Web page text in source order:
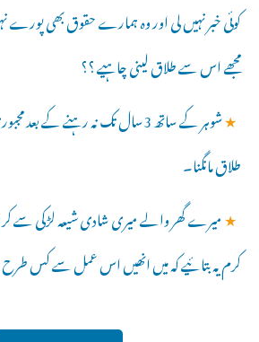
کوئی خبر نہیں لی اور وہ ہمارے حقوق بھی پورے
مجھے اس سے طلاق لینی چاہیے ؟؟
★
شوہر کے ساتھ 3سال تک نہ رہنے کے بعد
طلاق مانگنا۔
★میرے گھر والے میری شادی شیعہ لڑکی سے
کرم یہ بتائیے کہ میں انھیں اس عمل سے کس